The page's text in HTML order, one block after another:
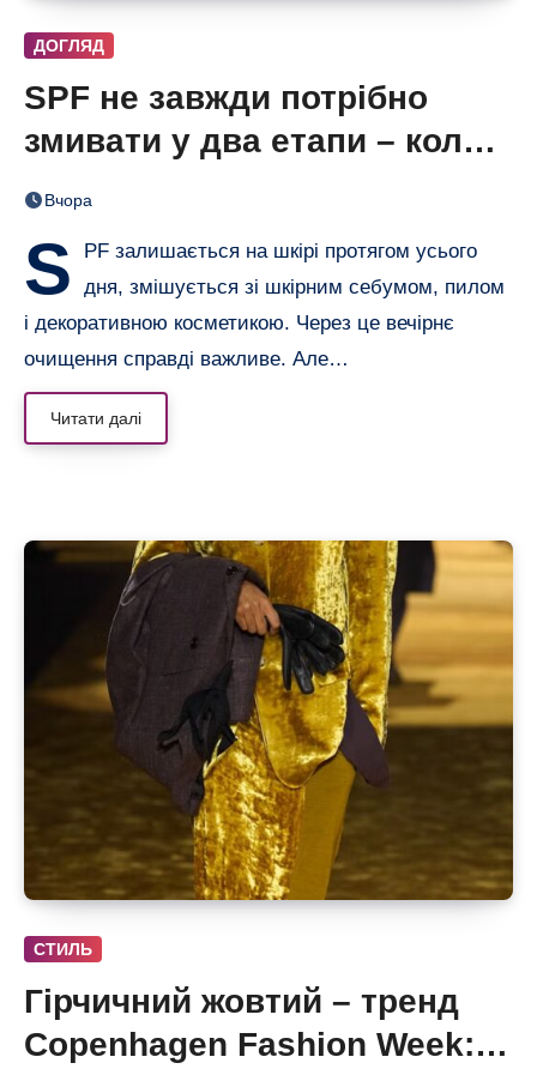
ДОГЛЯД
SPF не завжди потрібно
змивати у два етапи – коли
одного очищення достатньо
Вчора
S
PF залишається на шкірі протягом усього
дня, змішується зі шкірним себумом, пилом
і декоративною косметикою. Через це вечірнє
очищення справді важливе. Але…
Читати далі
СТИЛЬ
Гірчичний жовтий – тренд
Copenhagen Fashion Week: 6